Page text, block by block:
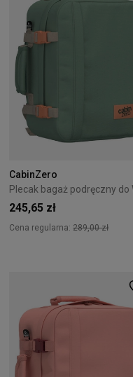
CabinZero
245,65 zł
Cena regularna: 289,00 zł